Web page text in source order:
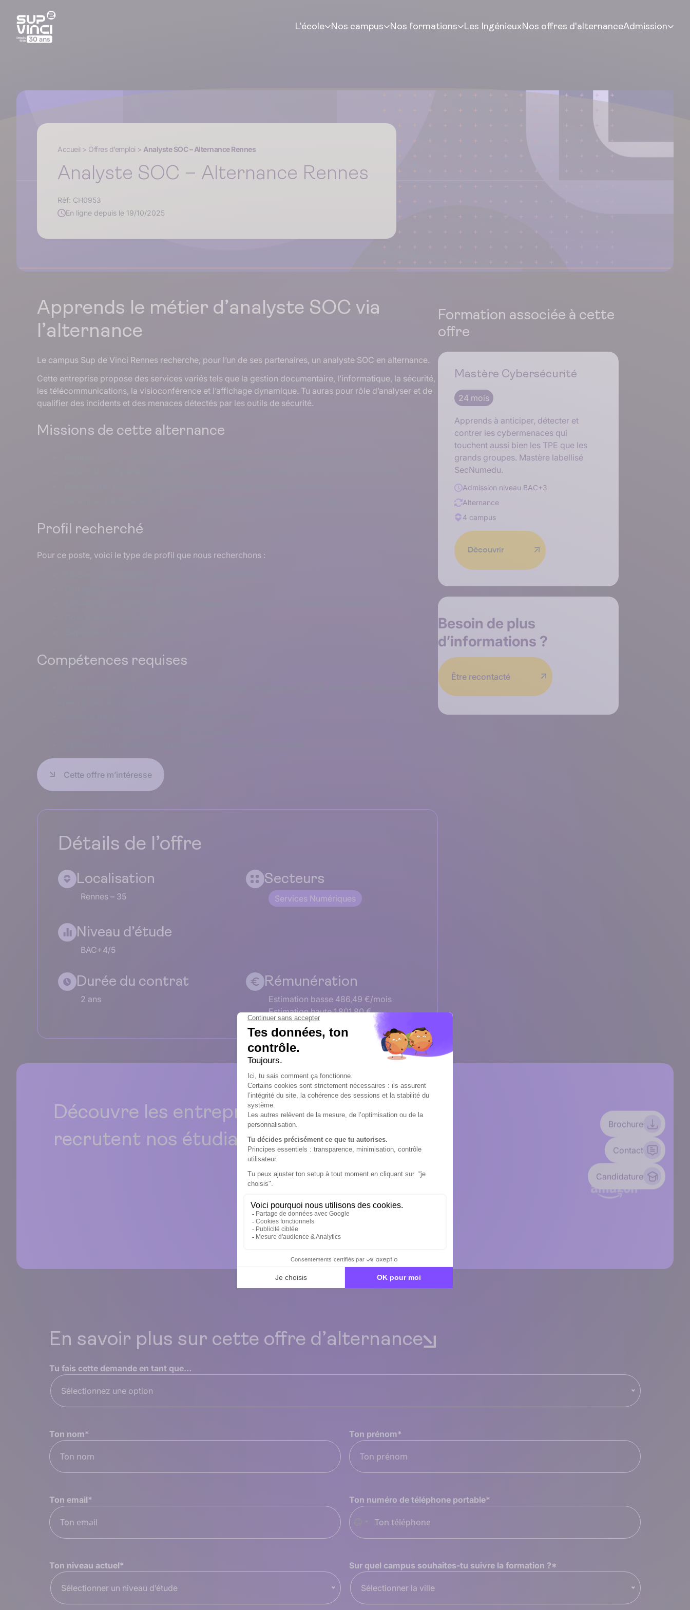
L'école Nos campus Nos formations Les IngénieuxNos offres d'alternanceAdmission
Brochure
Contact
Candidature
Accueil > Offres d’emploi> Analyste SOC – Alternance Rennes
Analyste SOC – Alternance Rennes
Réf: CH0953
En ligne depuis le 19/10/2025
Apprends le métier d’analyste SOC via
l’alternance
Le campus Sup de Vinci Rennes recherche, pour l’un de ses partenaires, un analyste SOC en alternance.
Cette entreprise propose des services variés tels que la gestion documentaire, l’informatique, la sécurité,
les télécommunications, la visioconférence et l’affichage dynamique. Tu auras pour rôle d’analyser et de
qualifier des incidents et des menaces détectés par les outils de sécurité.
Missions de cette alternance
Profil recherché
Pour ce poste, voici le type de profil que nous recherchons :
Compétences requises
Cette offre m’intéresse
Détails de l’offre
Localisation
Rennes – 35
Secteurs
Services Numériques
Niveau d’étude
BAC+4/5
Durée du contrat
2 ans
Rémunération
Estimation basse 486,49 €/mois
Estimation haute 1 801,80 €
Formation associée à cette
offre
Mastère Cybersécurité
24 mois
Apprends à anticiper, détecter et
contrer les cybermenaces qui
touchent aussi bien les TPE que les
grands groupes. Mastère labellisé
SecNumedu.
Admission niveau BAC+3
Alternance
4 campus
Découvrir
Besoin de plus
d’informations ?
Être recontacté
Découvre les entreprises qui
recrutent nos étudiants
En savoir plus sur cette offre d’alternance
Tu fais cette demande en tant que…
Sélectionnez une option
Ton nom* Ton prénom*
Ton email* Ton numéro de téléphone portable*
Aucun
pays
Ton niveau actuel*
Sélectionner un niveau d’étude
Sur quel campus souhaites-tu suivre la formation ?*
Sélectionner la ville